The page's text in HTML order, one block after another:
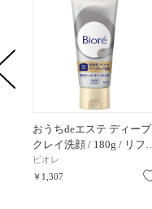
おうちdeエステ ディープ
クレイ洗顔 / 180g / リフ…
ビオレ
￥1,307